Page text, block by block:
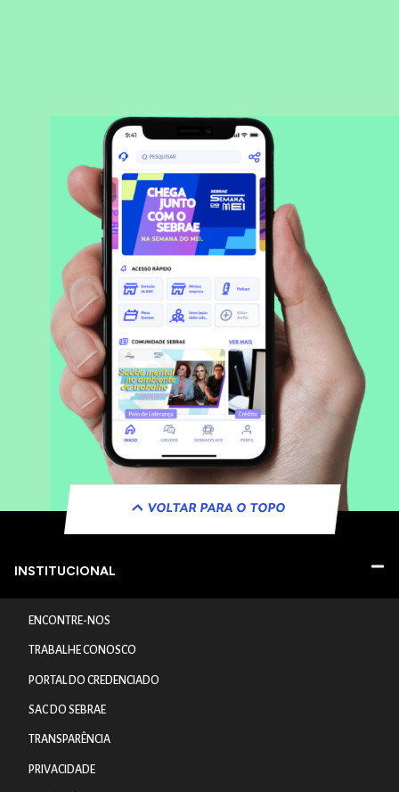
VOLTAR PARA O TOPO
INSTITUCIONAL
ENCONTRE-NOS
TRABALHE CONOSCO
PORTAL DO CREDENCIADO
SAC DO SEBRAE
TRANSPARÊNCIA
PRIVACIDADE